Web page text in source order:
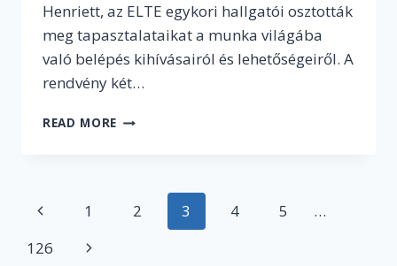
Henriett, az ELTE egykori hallgatói osztották
meg tapasztalataikat a munka világába
való belépés kihívásairól és lehetőségeiről. A
rendvény két…
READ MORE FIATAL
VILÁGÁBAN
KARRIERKEZDÉSRŐL
Page
navigation
Previous
Page
1 2 3 4 5
…
126
Next